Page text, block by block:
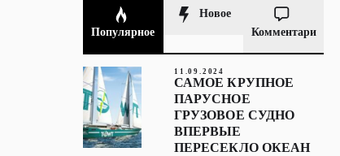
Популярное
Новое
Комментари
11.09.2024
САМОЕ КРУПНОЕ
ПАРУСНОЕ
ГРУЗОВОЕ СУДНО
ВПЕРВЫЕ
ПЕРЕСЕКЛО ОКЕАН